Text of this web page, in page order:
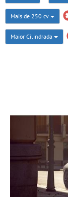
Mais de 250 cv
Maior Cilindrada